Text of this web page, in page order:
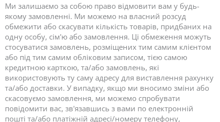
Ми залишаємо за собою право відмовити вам у будь-
якому замовленні. Ми можемо на власний розсуд
обмежити або скасувати кількість товарів, придбаних на
одну особу, сім'ю або замовлення. Ці обмеження можуть
стосуватися замовлень, розміщених тим самим клієнтом
або під тим самим обліковим записом, тією самою
кредитною карткою, та/або замовлень, які
використовують ту саму адресу для виставлення рахунку
та/або доставки. У випадку, якщо ми вносимо зміни або
скасовуємо замовлення, ми можемо спробувати
повідомити вас, зв'язавшись з вами по електронній
пошті та/або платіжній адресі/номеру телефону,